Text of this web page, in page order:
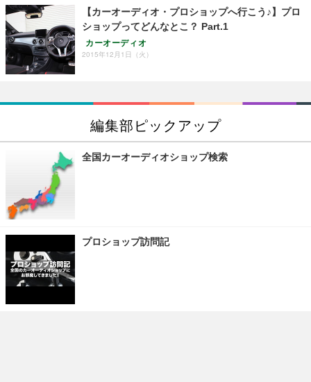
【カーオーディオ・プロショップへ行こう♪】プロ
ショップってどんなとこ？ Part.1
カーオーディオ
2015年12月1日（火）
編集部ピックアップ
全国カーオーディオショップ検索
プロショップ訪問記